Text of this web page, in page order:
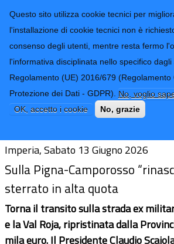
Questo sito utilizza cookie tecnici per
l'installazione di cookie tecnici non è
consenso degli utenti, mentre resta fermo
l'informativa disciplinata nello specifico
Regolamento (UE) 2016/679 (Regolamento
Protezione dei Dati - GDPR). No, voglio
OK, accetto i cookie
No, grazie
Provincia di
Imperia
Form di ricerca
Viabilita’, lunedi riapre
Colla
Imperia, Sabato 13 Giugno 2026
Sulla Pigna-Camporosso
sterrato in alta quota
Torna il transito sulla strada ex
e la Val Roja, ripristinata dalla
mila euro. Il Presidente Claudio